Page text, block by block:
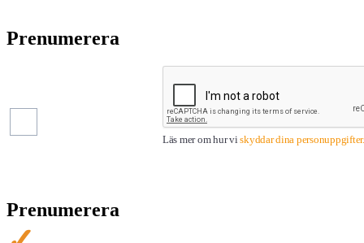
Prenumerera
Läs mer om hur viskyddar dina personuppgifter.
Prenumerera